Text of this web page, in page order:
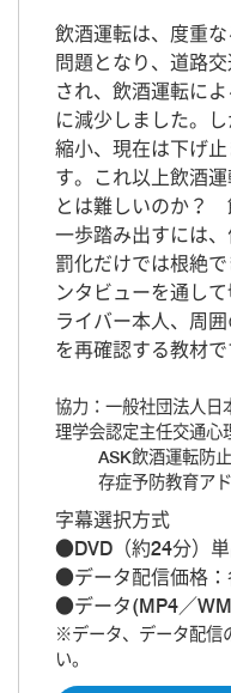
飲酒運転は、度重
問題となり、道路
され、飲酒運転に
に減少しました。
縮小、現在は下げ
す。これ以上飲酒
とは難しいのか？
一歩踏み出すには
罰化だけでは根絶
ンタビューを通し
ライバー本人、周
を再確認する教材で
協力：一般社団法人
理学会認定主任交通
ASK飲酒運転防
存症予防教育ア
字幕選択方式
●DVD（約24分）単
●データ配信価格：
●データ(MP4／
※データ、データ配信
い。